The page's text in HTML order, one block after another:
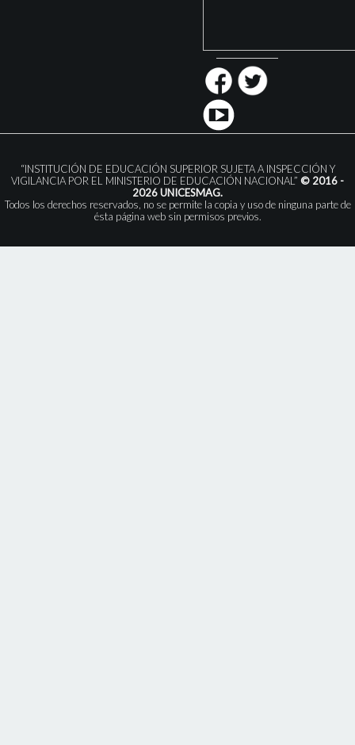
“INSTITUCIÓN DE EDUCACIÓN SUPERIOR SUJETA A INSPECCIÓN Y
VIGILANCIA POR EL MINISTERIO DE EDUCACIÓN NACIONAL” © 2016 -
2026 UNICESMAG.
Todos los derechos reservados, no se permite la copia y uso de ninguna parte de
ésta página web sin permisos previos.